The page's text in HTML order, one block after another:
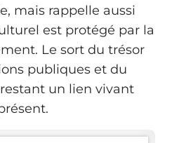
mais rappelle aussi
est protégé par la
Le sort du trésor
publiques et du
un lien vivant